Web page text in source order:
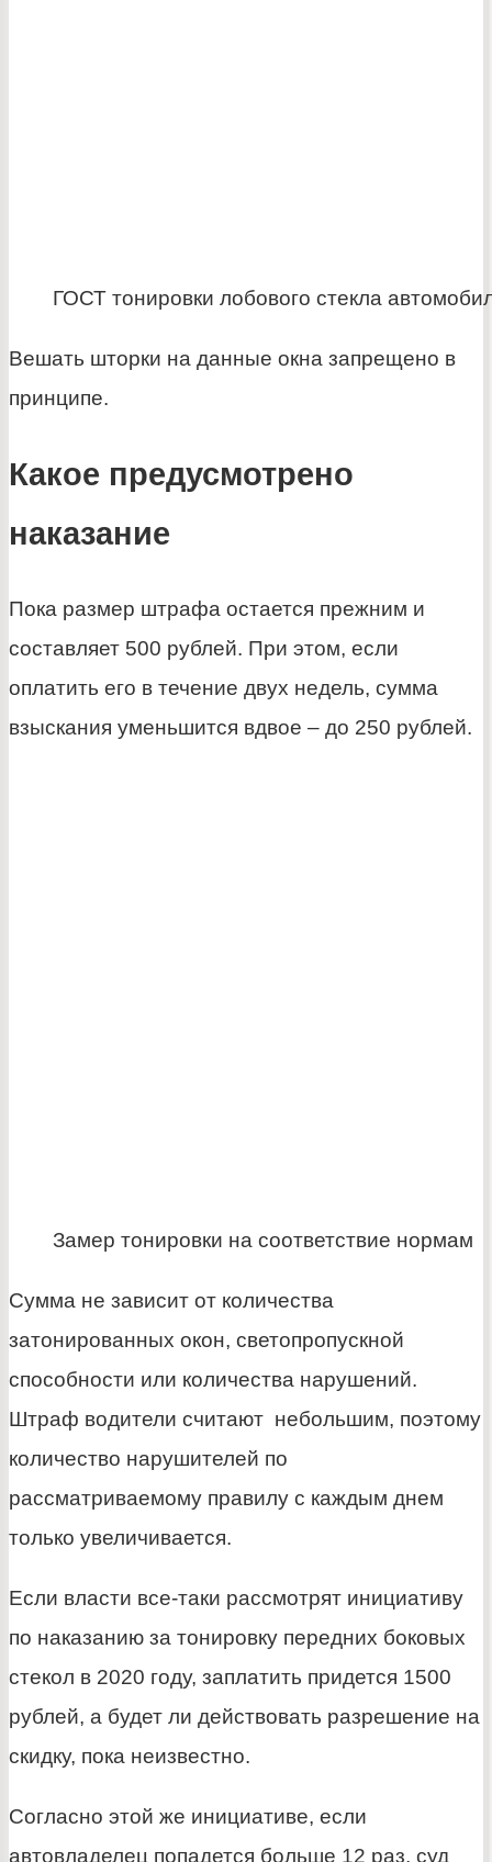
ГОСТ тонировки лобового стекла
Вешать шторки на данные окна запрещено в
принципе.
Какое предусмотрено
наказание
Пока размер штрафа остается прежним и
составляет 500 рублей. При этом, если
оплатить его в течение двух недель, сумма
взыскания уменьшится вдвое – до 250 рублей.
Замер тонировки на соответствие нормам
Сумма не зависит от количества
затонированных окон, светопропускной
способности или количества нарушений.
Штраф водители считают небольшим, поэтому
количество нарушителей по
рассматриваемому правилу с каждым днем
только увеличивается.
Если власти все-таки рассмотрят инициативу
по наказанию за тонировку передних боковых
стекол в 2020 году, заплатить придется 1500
рублей, а будет ли действовать разрешение на
скидку, пока неизвестно.
Согласно этой же инициативе, если
автовладелец попадется больше 12 раз, суд